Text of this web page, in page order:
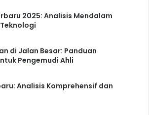
2025: Analisis Mendalam
di Jalan Besar: Panduan
Pengemudi Ahli
Analisis Komprehensif dan